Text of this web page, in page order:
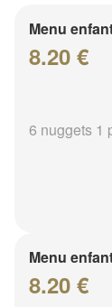
Menu
8.20 €
6 nuggets 1
Menu
8.20 €